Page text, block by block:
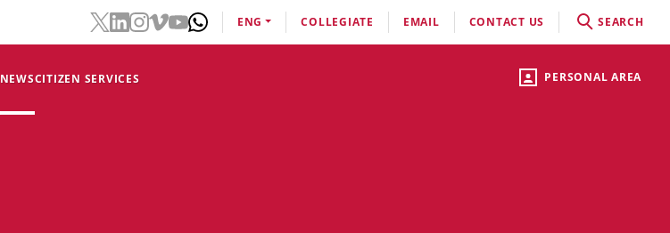
PERSONAL AREA
NEWSCITIZEN SERVICES
ENG COLLEGIATE EMAIL CONTACT US SEARCH